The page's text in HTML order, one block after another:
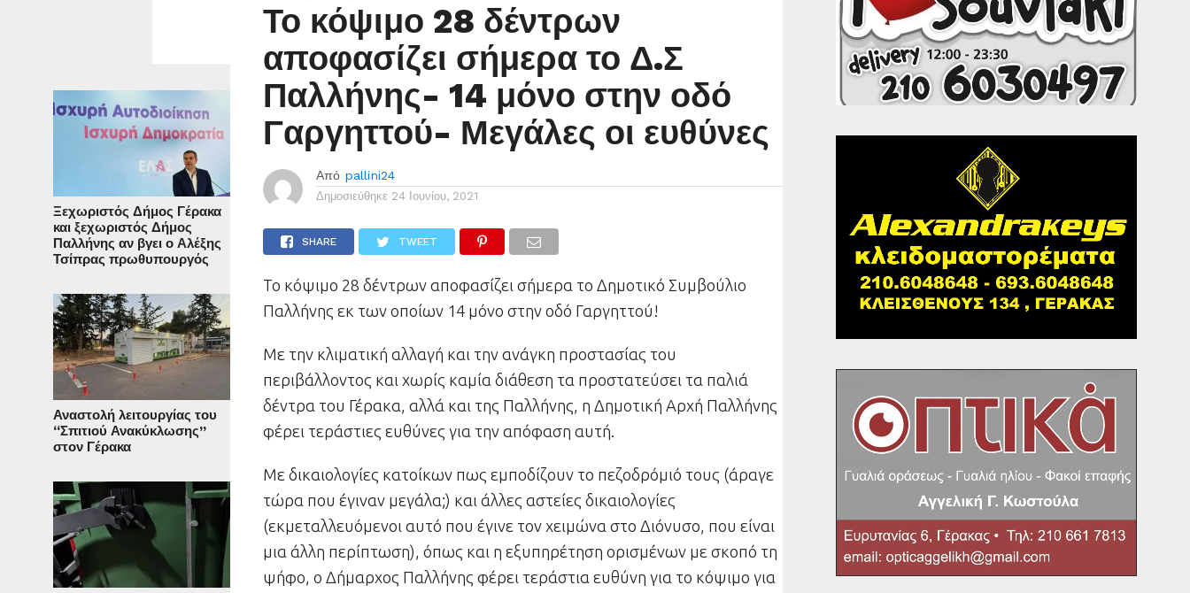
Ξεχωριστός Δήμος Γέρακα
και ξεχωριστός Δήμος
Παλλήνης αν βγει ο Αλέξης
Τσίπρας πρωθυπουργός
Αναστολή λειτουργίας του
“Σπιτιού Ανακύκλωσης”
στον Γέρακα
Το κόψιμο 28 δέντρων
αποφασίζει σήμερα το Δ.Σ
Παλλήνης- 14 μόνο στην οδό
Γαργηττού- Μεγάλες οι ευθύνες
Από pallini24
Δημοσιεύθηκε 24 Ιουνίου, 2021
SHARE TWEET
Το κόψιμο 28 δέντρων αποφασίζει σήμερα το Δημοτικό Συμβούλιο
Παλλήνης εκ των οποίων 14 μόνο στην οδό Γαργηττού!
Με την κλιματική αλλαγή και την ανάγκη προστασίας του
περιβάλλοντος και χωρίς καμία διάθεση τα προστατεύσει τα παλιά
δέντρα του Γέρακα, αλλά και της Παλλήνης, η Δημοτική Αρχή Παλλήνης
φέρει τεράστιες ευθύνες για την απόφαση αυτή.
Με δικαιολογίες κατοίκων πως εμποδίζουν το πεζοδρόμιό τους (άραγε
τώρα που έγιναν μεγάλα;) και άλλες αστείες δικαιολογίες
(εκμεταλλευόμενοι αυτό που έγινε τον χειμώνα στο Διόνυσο, που είναι
μια άλλη περίπτωση), όπως και η εξυπηρέτηση ορισμένων με σκοπό τη
ψήφο, ο Δήμαρχος Παλλήνης φέρει τεράστια ευθύνη για το κόψιμο για